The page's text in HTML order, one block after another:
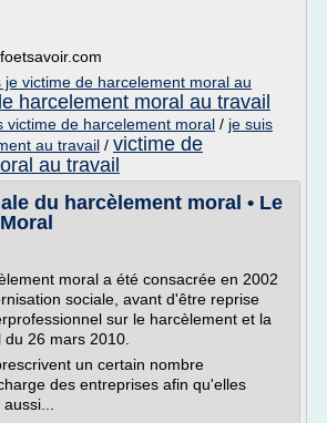
je victime de harcelement moral au
harcelement moral au travail
victime de harcelement moral / je suis
au travail / victime de
au travail
du harcèlement moral • Le
moral a été consacrée en 2002
sociale, avant d'être reprise
sur le harcèlement et la
26 mars 2010.
un certain nombre
des entreprises afin qu'elles